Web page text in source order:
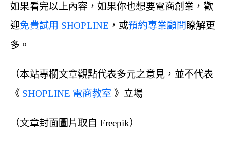
如果看完以上內容，如果你也想要電商創業，歡
迎免費試用 SHOPLINE ，或預約專業顧問 瞭解更
多。
（本站專欄文章觀點代表多元之意見，並不代表
《 SHOPLINE 電商教室 》立場
（文章封面圖片取自 Freepik）